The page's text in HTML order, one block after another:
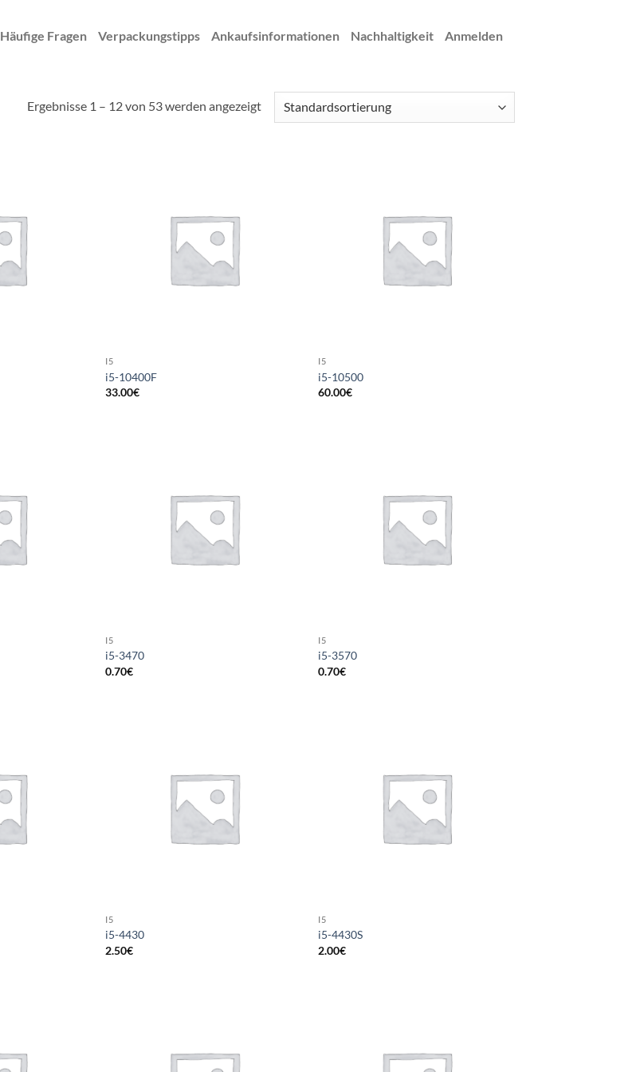
Häufige Fragen Verpackungstipps Ankaufsinformationen Nachhaltigkeit Anmelden
Ergebnisse 1 – 12 von 53 werden angezeigt
I5
i5-10400F
33.00€
I5
i5-10500
60.00€
I5
i5-3470
0.70€
I5
i5-3570
0.70€
I5
i5-4430
2.50€
I5
i5-4430S
2.00€